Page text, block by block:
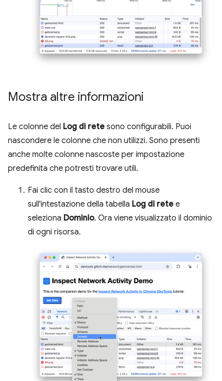
Mostra altre informazioni
Le colonne del Log di rete sono configurabili. Puoi
nascondere le colonne che non utilizzi. Sono presenti
anche molte colonne nascoste per impostazione
predefinita che potresti trovare utili.
Fai clic con il tasto destro del mouse
sull'intestazione della tabella Log di rete e
seleziona Dominio. Ora viene visualizzato il dominio
di ogni risorsa.